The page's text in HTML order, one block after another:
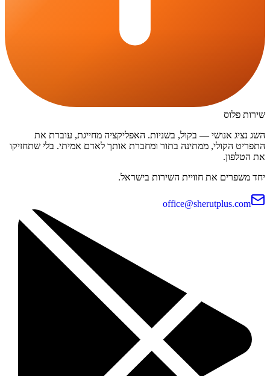
שירות פלוס
השג נציג אנושי — בקול, בשניות. האפליקציה מחייגת, עוברת את
התפריט הקולי, ממתינה בתור ומחברת אותך לאדם אמיתי. בלי שתחזיקו
את הטלפון.
יחד משפרים את חוויית השירות בישראל.
office@sherutplus.com